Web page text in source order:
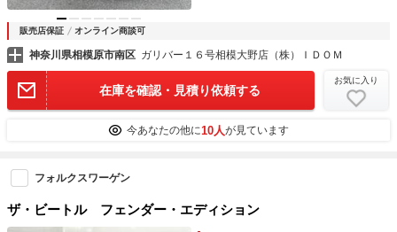
販売店保証 オンライン商談可
神奈川県相模原市南区 ガリバー１６号相模大野店（株）ＩＤＯＭ
在庫を確認・見積り依頼する
お気に入り
今あなたの他に10人が見ています
フォルクスワーゲン
ザ・ビートル フェンダー・エディション